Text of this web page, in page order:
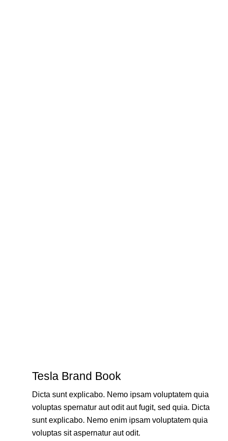
Tesla Brand Book
Dicta sunt explicabo. Nemo ipsam voluptatem quia
voluptas spernatur aut odit aut fugit, sed quia. Dicta
sunt explicabo. Nemo enim ipsam voluptatem quia
voluptas sit aspernatur aut odit.